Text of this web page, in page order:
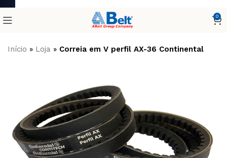
0
Início » Loja » Correia em V perfil AX-36 Continental